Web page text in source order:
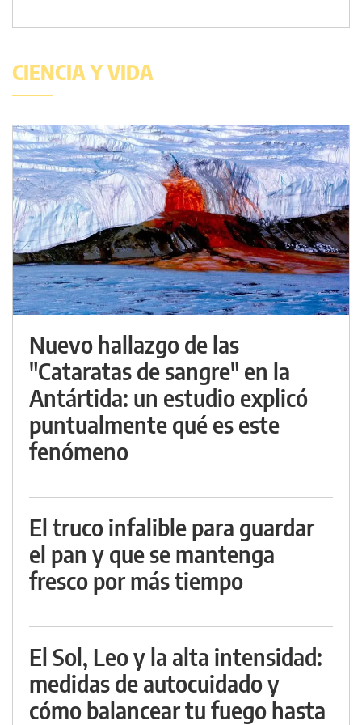
CIENCIA Y VIDA
Nuevo hallazgo de las
"Cataratas de sangre" en la
Antártida: un estudio explicó
puntualmente qué es este
fenómeno
El truco infalible para guardar
el pan y que se mantenga
fresco por más tiempo
El Sol, Leo y la alta intensidad:
medidas de autocuidado y
cómo balancear tu fuego hasta